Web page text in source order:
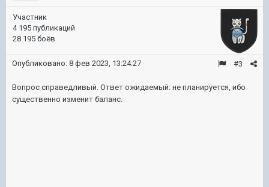
Участник
4 195 публикаций
28 195 боёв
#3
Опубликовано: 8 фев 2023, 13:24:27
Вопрос справедливый. Ответ ожидаемый: не планируется, ибо
существенно изменит баланс.